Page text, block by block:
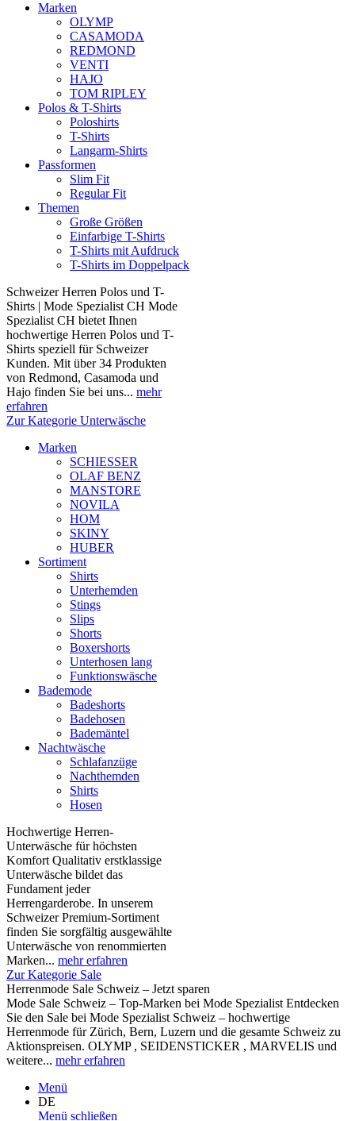
Marken
OLYMP
CASAMODA
REDMOND
VENTI
HAJO
TOM RIPLEY
Polos & T-Shirts
Poloshirts
T-Shirts
Langarm-Shirts
Passformen
Slim Fit
Regular Fit
Themen
Große Größen
Einfarbige T-Shirts
T-Shirts mit Aufdruck
T-Shirts im Doppelpack
Schweizer Herren Polos und T-
Shirts | Mode Spezialist CH Mode
Spezialist CH bietet Ihnen
hochwertige Herren Polos und T-
Shirts speziell für Schweizer
Kunden. Mit über 34 Produkten
von Redmond, Casamoda und
Hajo finden Sie bei uns... mehr
erfahren
Zur Kategorie Unterwäsche
Marken
SCHIESSER
OLAF BENZ
MANSTORE
NOVILA
HOM
SKINY
HUBER
Sortiment
Shirts
Unterhemden
Stings
Slips
Shorts
Boxershorts
Unterhosen lang
Funktionswäsche
Bademode
Badeshorts
Badehosen
Bademäntel
Nachtwäsche
Schlafanzüge
Nachthemden
Shirts
Hosen
Hochwertige Herren-
Unterwäsche für höchsten
Komfort Qualitativ erstklassige
Unterwäsche bildet das
Fundament jeder
Herrengarderobe. In unserem
Schweizer Premium-Sortiment
finden Sie sorgfältig ausgewählte
Unterwäsche von renommierten
Marken... mehr erfahren
Zur Kategorie Sale
Herrenmode Sale Schweiz – Jetzt sparen
Mode Sale Schweiz – Top-Marken bei Mode Spezialist Entdecken
Sie den Sale bei Mode Spezialist Schweiz – hochwertige
Herrenmode für Zürich, Bern, Luzern und die gesamte Schweiz zu
Aktionspreisen. OLYMP , SEIDENSTICKER , MARVELIS und
weitere... mehr erfahren
Menü
DE
Menü schließen